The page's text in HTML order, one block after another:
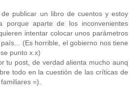
publicar un libro de cuentos y estoy
porque aparte de los inconvenientes
intentar colocar unos parámetros
(Es horrible, el gobierno nos tiene
punto x.x)
tu post, de verdad alienta mucho aunq
todo en la cuestión de las críticas de
=).